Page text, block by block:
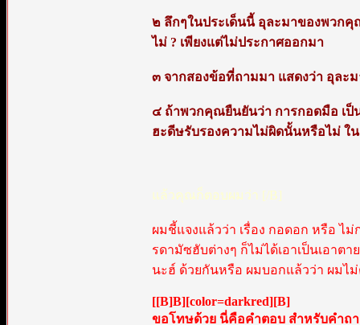
๒ ลึกๆในประเด็นนี้ อุละมาของพวก
ไม่ ? เพียงแต่ไม่ประกาศออกมา
๓ จากสองข้อที่ถามมา แสดงว่า อุละ
๔ ถ้าพวกคุณยืนยันว่า การกอดมือ เป็
ฮะดีษรับรองความไม่ผิดนั้นหรือไม่ ใ
แล้วคุณก็ตอบผมว่า [/B]
ผมชี้แจงแล้วว่า เรื่อง กอดอก หรือ ไ
รดามัซฮับต่างๆ ก็ไม่ได้เอาเป็นเอา
นะฮ์ ด้วยกันหรือ ผมบอกแล้วว่า ผมไ
[[B]B][color=darkred][B]
ขอโทษด้วย นี่คือคำตอบ สำหรับคำถ